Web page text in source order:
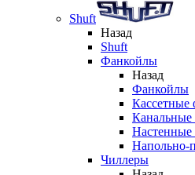
Shuft
Назад
Shuft
Фанкойлы
Назад
Фанкойлы
Кассетные
Напольно-
Чиллеры